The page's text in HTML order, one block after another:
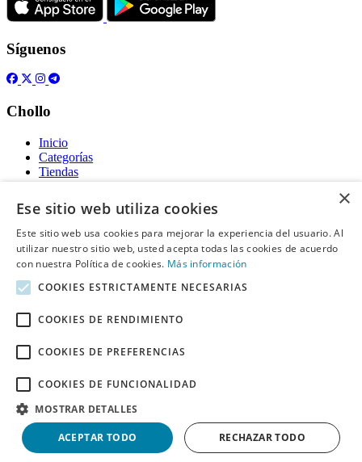
Síguenos
Chollo
Inicio
Categorías
Tiendas
Gratis
Acerca de
Sobre nosotros
Contacto
Información legal
Declaración de cookies
Descargo de Responsabilidad
Derechos de autor ©Chollo2026. Todos los derechos quedan
reservados.
×
Ese sitio web utiliza cookies
Este sitio web usa cookies para mejorar la experiencia del usuario. Al
utilizar nuestro sitio web, usted acepta todas las cookies de acuerdo
con nuestra Política de cookies. Más información
COOKIES ESTRICTAMENTE NECESARIAS
COOKIES DE RENDIMIENTO
COOKIES DE PREFERENCIAS
COOKIES DE FUNCIONALIDAD
MOSTRAR DETALLES
ACEPTAR TODO RECHAZAR TODO